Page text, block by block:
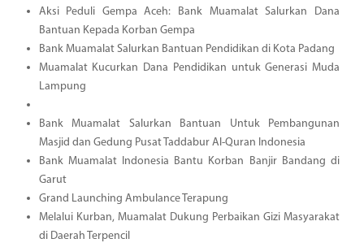
Aksi Peduli Gempa Aceh: Bank Muamalat Salurkan Dana
Bantuan Kepada Korban Gempa
Bank Muamalat Salurkan Bantuan Pendidikan di Kota Padang
Muamalat Kucurkan Dana Pendidikan untuk Generasi Muda
Lampung
Bank Muamalat Salurkan Bantuan Untuk Pembangunan
Masjid dan Gedung Pusat Taddabur Al-Quran Indonesia
Bank Muamalat Indonesia Bantu Korban Banjir Bandang di
Garut
Grand Launching Ambulance Terapung
Melalui Kurban, Muamalat Dukung Perbaikan Gizi Masyarakat
di Daerah Terpencil